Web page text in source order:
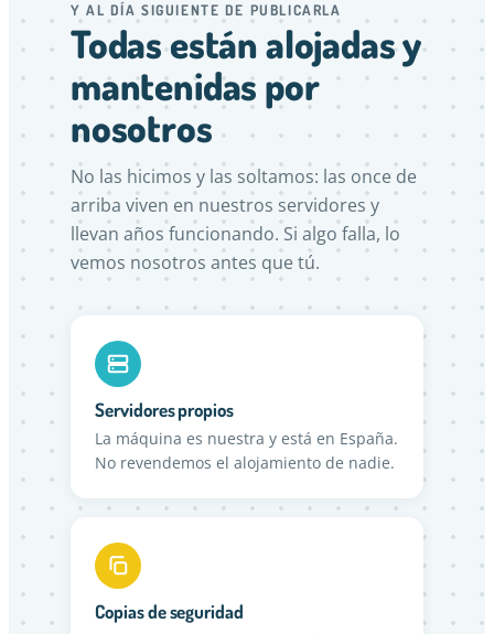
Y AL DÍA SIGUIENTE DE PUBLICARLA
Todas están alojadas y
mantenidas por
nosotros
No las hicimos y las soltamos: las once de
arriba viven en nuestros servidores y
llevan años funcionando. Si algo falla, lo
vemos nosotros antes que tú.
Servidores propios
La máquina es nuestra y está en España.
No revendemos el alojamiento de nadie.
Copias de seguridad